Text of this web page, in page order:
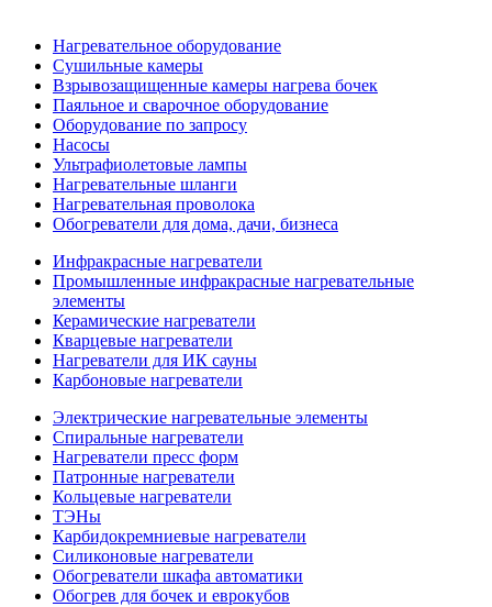
Нагревательное оборудование
Сушильные камеры
Взрывозащищенные камеры нагрева бочек
Паяльное и сварочное оборудование
Оборудование по запросу
Насосы
Ультрафиолетовые лампы
Нагревательные шланги
Нагревательная проволока
Обогреватели для дома, дачи, бизнеса
Инфракрасные нагреватели
Промышленные инфракрасные нагревательные
элементы
Керамические нагреватели
Кварцевые нагреватели
Нагреватели для ИК сауны
Карбоновые нагреватели
Электрические нагревательные элементы
Спиральные нагреватели
Нагреватели пресс форм
Патронные нагреватели
Кольцевые нагреватели
ТЭНы
Карбидокремниевые нагреватели
Силиконовые нагреватели
Обогреватели шкафа автоматики
Обогрев для бочек и еврокубов